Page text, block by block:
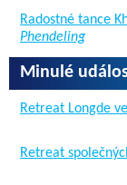
Radostné tance
Phendeling
Minulé
Retreat Longde
Retreat